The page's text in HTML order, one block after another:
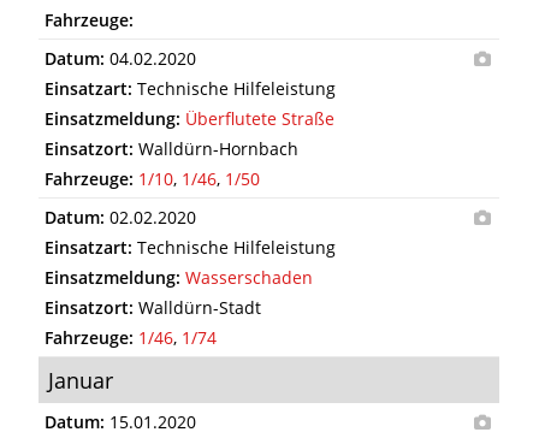
Fahrzeuge:
Datum: 04.02.2020
Einsatzart: Technische Hilfeleistung
Einsatzmeldung: Überflutete Straße
Einsatzort: Walldürn-Hornbach
Fahrzeuge: 1/10, 1/46, 1/50
Datum: 02.02.2020
Einsatzart: Technische Hilfeleistung
Einsatzmeldung: Wasserschaden
Einsatzort: Walldürn-Stadt
Fahrzeuge: 1/46, 1/74
Januar
Datum: 15.01.2020